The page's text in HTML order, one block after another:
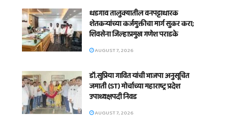
धडगाव तालुक्यातील वनपट्टाधारक
शेतकऱ्यांच्या कर्जमुक्तीचा मार्ग सुकर करा;
शिवसेना जिल्हाप्रमुख गणेश पराडके
AUGUST 7, 2026
डॉ.सुप्रिया गावित यांची भाजपा अनुसूचित
जमाती (ST) मोर्चाच्या महाराष्ट्र प्रदेश
उपाध्यक्षपदी निवड
AUGUST 7, 2026